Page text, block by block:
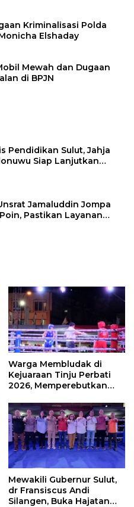
Kriminalisasi Polda
Elshaday
Mewah dan Dugaan
di BPJN
Pendidikan Sulut, Jahja
Siap Lanjutkan
Jamaluddin Jompa
Pastikan Layanan
Warga Membludak di
Kejuaraan Tinju Perbati
2026, Memperebutkan
Mewakili Gubernur Sulut,
dr Fransiscus Andi
Silangen, Buka Hajatan